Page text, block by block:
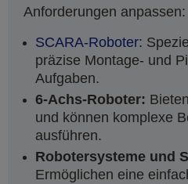
Anforderungen anpassen:
SCARA-Roboter:
präzise Montage- und
Aufgaben.
6-Achs-Roboter:
und können komplexe
ausführen.
Robotersysteme und
Ermöglichen eine